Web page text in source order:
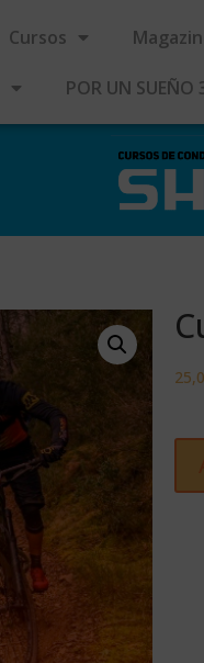
Cursos
POR UN SUEÑO